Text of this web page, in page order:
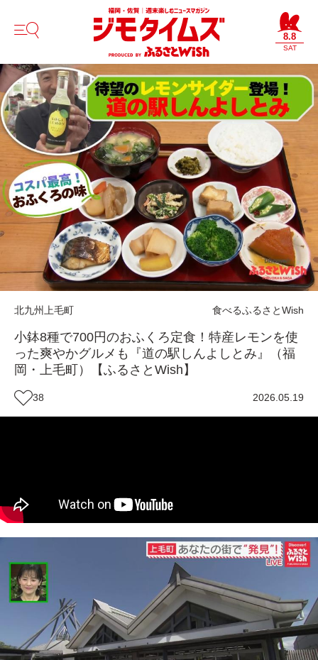
8.8
SAT
北九州 上毛町 食べるふるさとWish
小鉢8種で700円のおふくろ定食！特産レモンを使
った爽やかグルメも『道の駅しんよしとみ』（福
岡・上毛町）【ふるさとWish】
38 2026.05.19